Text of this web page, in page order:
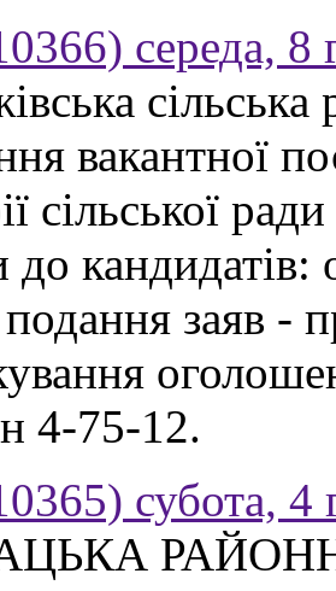
середа, 8
вакантної
сільської
кандидатів:
заяв -
4-75-12.
субота, 4